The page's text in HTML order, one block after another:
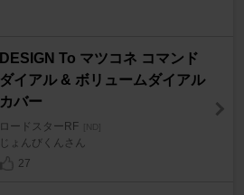
DESIGN To マツコネ コマンド
ダイアル & ボリュームダイアル
カバー
ロードスターRF [ND]
じょんびくんさん
27